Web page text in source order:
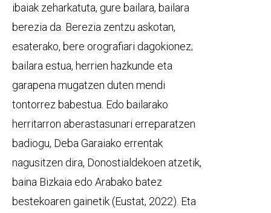
ibaiak zeharkatuta, gure bailara, bailara
berezia da. Berezia zentzu askotan,
esaterako, bere orografiari dagokionez;
bailara estua, herrien hazkunde eta
garapena mugatzen duten mendi
tontorrez babestua. Edo bailarako
herritarron aberastasunari erreparatzen
badiogu, Deba Garaiako errentak
nagusitzen dira, Donostialdekoen atzetik,
baina Bizkaia edo Arabako batez
bestekoaren gainetik (Eustat, 2022). Eta